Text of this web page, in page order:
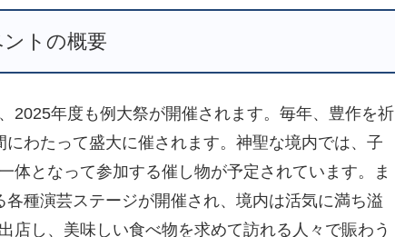
ントの概要
2025年度も例大祭が開催されます。毎年、豊作を祈
わたって盛大に催されます。神聖な境内では、子
体となって参加する催し物が予定されています。ま
種演芸ステージが開催され、境内は活気に満ち溢
店し、美味しい食べ物を求めて訪れる人々で賑わう